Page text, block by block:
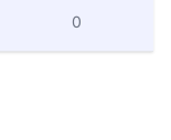
0